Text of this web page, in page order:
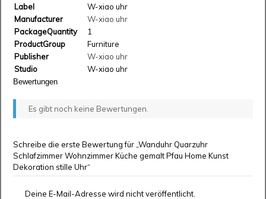
Label
W-xiao uhr
Manufacturer
W-xiao uhr
PackageQuantity
1
ProductGroup
Furniture
Publisher
W-xiao uhr
Studio
W-xiao uhr
Bewertungen
Es gibt noch keine Bewertungen.
Schreibe die erste Bewertung für „Wanduhr Quarzuhr
Schlafzimmer Wohnzimmer Küche gemalt Pfau Home Kunst
Dekoration stille Uhr“
Deine E-Mail-Adresse wird nicht veröffentlicht.